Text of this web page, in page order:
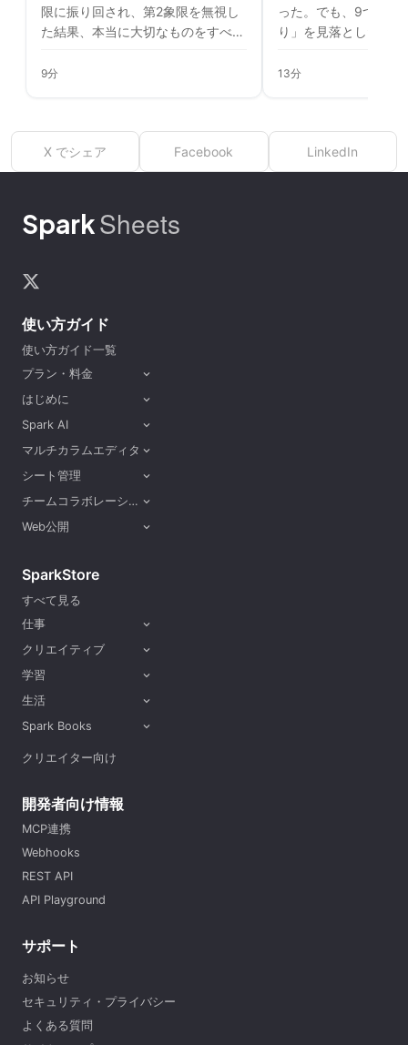
限に振り回され、第2象限を無視し
た結果、本当に大切なものをすべて
9分
った。でも、9つのマ
り」を見落とした私
13分
X でシェア Facebook LinkedIn
SparkSheets
使い方ガイド
使い方ガイド一覧
プラン・料金
expand_more
はじめに expand_more
Spark AI expand_more
マルチカラムエディタ expand_more
シート管理 expand_more
チームコラボレーション expand_more
Web公開 expand_more
SparkStore
すべて見る
仕事
expand_more
クリエイティブ expand_more
学習 expand_more
生活 expand_more
Spark Books expand_more
クリエイター向け
開発者向け情報
MCP連携
Webhooks
REST API
API Playground
サポート
お知らせ
セキュリティ・プライバシー
よくある質問